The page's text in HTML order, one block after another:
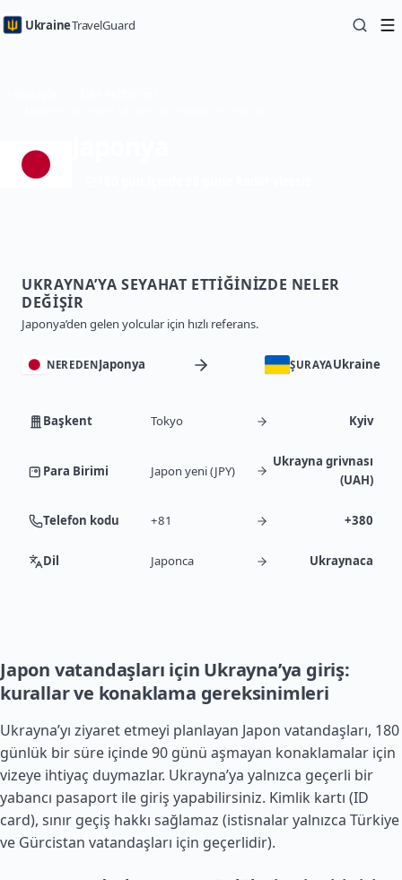
UkraineTravelGuard
UKRAYNA’YA SEYAHAT ETTIĞINIZDE NELER
DEĞIŞIR
Japonya’den gelen yolcular için hızlı referans.
NEREDENJaponya ŞURAYAUkraine
Başkent Tokyo Kyiv
Para Birimi Japon yeni (JPY)
Ukrayna grivnası
(UAH)
Telefon kodu +81 +380
Dil Japonca Ukraynaca
Japon vatandaşları için Ukrayna’ya giriş:
kurallar ve konaklama gereksinimleri
Ukrayna’yı ziyaret etmeyi planlayan Japon vatandaşları, 180
günlük bir süre içinde 90 günü aşmayan konaklamalar için
vizeye ihtiyaç duymazlar. Ukrayna’ya yalnızca geçerli bir
yabancı pasaport ile giriş yapabilirsiniz. Kimlik kartı (ID
card), sınır geçiş hakkı sağlamaz (istisnalar yalnızca Türkiye
ve Gürcistan vatandaşları için geçerlidir).